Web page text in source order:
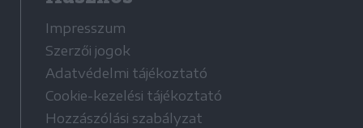
Impresszum
Szerzői jogok
Adatvédelmi tájékoztató
Cookie-kezelési tájékoztató
Hozzászólási szabályzat